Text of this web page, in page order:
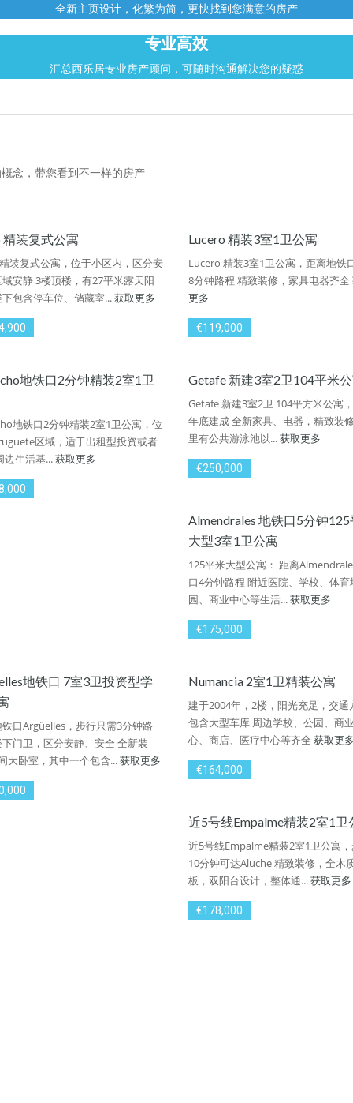
全新主页设计，化繁为简，更快找到您满意的房产
专业高效
汇总西乐居专业房产顾问，可随时沟通解决您的疑惑
念，带您看到不一样的房产
精装复式公寓
装复式公寓，位于小区内，区分安
安静 3楼顶楼，有27平米露天阳
包含停车位、储藏室...获取更多
Lucero 精装3室1卫公寓
Lucero 精装3室1卫公寓，距离地铁
8分钟路程 精致装修，家具电器齐全
更多
€119,000
地铁口2分钟精装2室1卫
地铁口2分钟精装2室1卫公寓，位
区域，适于出租型投资或者
边生活基...获取更多
Getafe 新建3室2卫104平米
Getafe 新建3室2卫 104平方米公寓
年底建成 全新家具、电器，精致装
里有公共游泳池以...获取更多
€250,000
Almendrales 地铁口5分钟125
大型3室1卫公寓
125平米大型公寓： 距离
口4分钟路程 附近医院、学校、体育
园、商业中心等生活...获取更多
€175,000
地铁口 7室3卫投资型学
口Argüelles，步行只需3分钟路
门卫，区分安静、安全 全新装
大卧室，其中一个包含...获取更多
Numancia 2室1卫精装公寓
建于2004年，2楼，阳光充足，交通
包含大型车库 周边学校、公园、商
心、商店、医疗中心等齐全 获取更多
€164,000
近5号线Empalme精装2室1卫
近5号线Empalme精装2室1卫公寓
10分钟可达Aluche 精致装修，全木
板，双阳台设计，整体通...获取更多
€178,000